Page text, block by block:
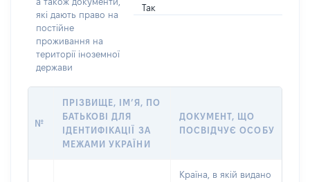
які дають право на
постійне
проживання на
території іноземної
держави
Так
№
ПРІЗВИЩЕ, ІМ’Я, ПО
БАТЬКОВІ ДЛЯ
ІДЕНТИФІКАЦІЇ ЗА
МЕЖАМИ УКРАЇНИ
ДОКУМЕНТ, ЩО
ПОСВІДЧУЄ ОСОБУ
Країна, в якій видано